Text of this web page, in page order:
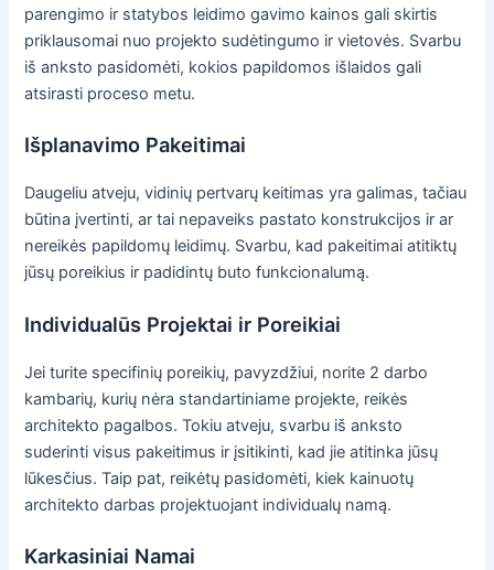
parengimo ir statybos leidimo gavimo kainos gali skirtis
priklausomai nuo projekto sudėtingumo ir vietovės. Svarbu
iš anksto pasidomėti, kokios papildomos išlaidos gali
atsirasti proceso metu.
Išplanavimo Pakeitimai
Daugeliu atveju, vidinių pertvarų keitimas yra galimas, tačiau
būtina įvertinti, ar tai nepaveiks pastato konstrukcijos ir ar
nereikės papildomų leidimų. Svarbu, kad pakeitimai atitiktų
jūsų poreikius ir padidintų buto funkcionalumą.
Individualūs Projektai ir Poreikiai
Jei turite specifinių poreikių, pavyzdžiui, norite 2 darbo
kambarių, kurių nėra standartiniame projekte, reikės
architekto pagalbos. Tokiu atveju, svarbu iš anksto
suderinti visus pakeitimus ir įsitikinti, kad jie atitinka jūsų
lūkesčius. Taip pat, reikėtų pasidomėti, kiek kainuotų
architekto darbas projektuojant individualų namą.
Karkasiniai Namai